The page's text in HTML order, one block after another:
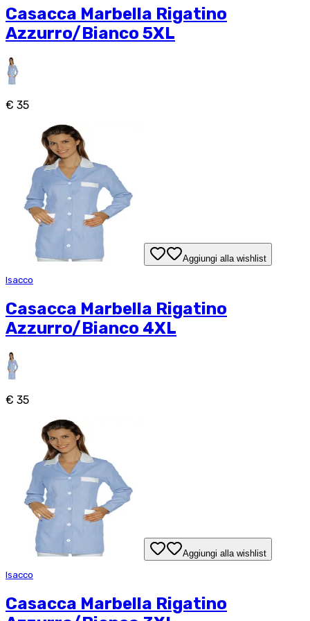
Casacca Marbella Rigatino
Azzurro/Bianco 5XL
€ 35
Aggiungi alla wishlist
Isacco
Casacca Marbella Rigatino
Azzurro/Bianco 4XL
€ 35
Aggiungi alla wishlist
Isacco
Casacca Marbella Rigatino